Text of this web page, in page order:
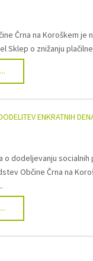
Črna na Koroškem je
Sklep o znižanju
ENKRATNIH
o dodeljevanju socialnih
Občine Črna na